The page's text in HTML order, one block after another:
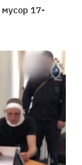
мусор 17-